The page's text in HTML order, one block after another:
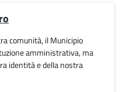
comunità, il Municipio
amministrativa, ma
identità e della nostra